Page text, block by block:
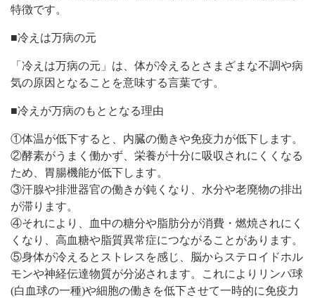
特徴です。
■冷えは万病の元
「冷えは万病の元」は、体が冷えるとさまざまな不調や病
気の原因となることを意味する言葉です。
■冷えが万病のもととなる理由
①体温が低下すると、内臓の働きや免疫力が低下します。
②酵素がうまく働かず、栄養が十分に吸収されにくくなる
ため、胃腸機能が低下します。
③汗腺や排泄器官の働きが鈍くなり、水分や老廃物の排出
が滞ります。
④それにより、血中の糖分や脂肪分が消費・燃焼されにく
くなり、高血糖や脂質異常症につながることがあります。
⑤身体が冷えるとストレスを感じ、脳からステロイドホル
モンや神経伝達物質が分泌されます。これによりリンパ球
(白血球の一種)や細胞の働きを低下させて一時的に免疫力